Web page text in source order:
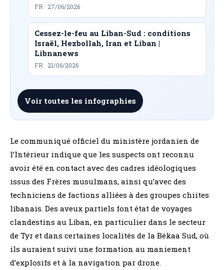
FR · 27/06/2026
Cessez-le-feu au Liban-Sud : conditions
Israël, Hezbollah, Iran et Liban |
Libnanews
FR · 21/06/2026
Voir toutes les infographies
Le communiqué officiel du ministère jordanien de
l’Intérieur indique que les suspects ont reconnu
avoir été en contact avec des cadres idéologiques
issus des Frères musulmans, ainsi qu’avec des
techniciens de factions alliées à des groupes chiites
libanais. Des aveux partiels font état de voyages
clandestins au Liban, en particulier dans le secteur
de Tyr et dans certaines localités de la Békaa Sud, où
ils auraient suivi une formation au maniement
d’explosifs et à la navigation par drone.